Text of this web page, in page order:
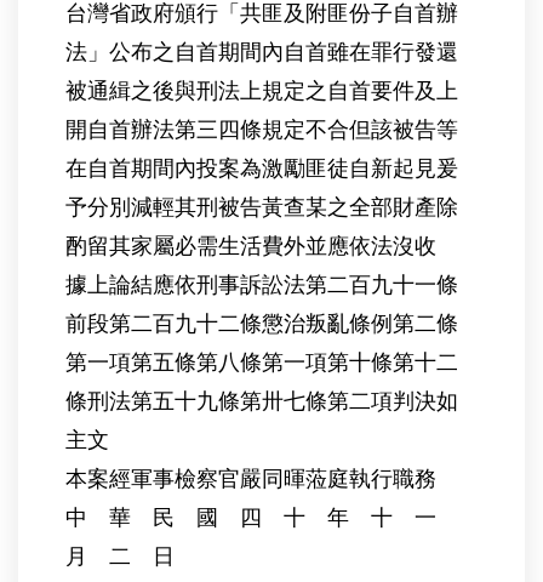
台灣省政府頒行「共匪及附匪份子自首辦
法」公布之自首期間內自首雖在罪行發還
被通緝之後與刑法上規定之自首要件及上
開自首辦法第三四條規定不合但該被告等
在自首期間內投案為激勵匪徒自新起見爰
予分別減輕其刑被告黃查某之全部財產除
酌留其家屬必需生活費外並應依法沒收
據上論結應依刑事訴訟法第二百九十一條
前段第二百九十二條懲治叛亂條例第二條
第一項第五條第八條第一項第十條第十二
條刑法第五十九條第卅七條第二項判決如
主文
本案經軍事檢察官嚴同暉蒞庭執行職務
中 華 民 國 四 十 年 十 一
月 二 日